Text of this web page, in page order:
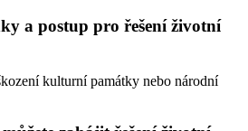
a postup pro řešení životní
kulturní památky nebo národní